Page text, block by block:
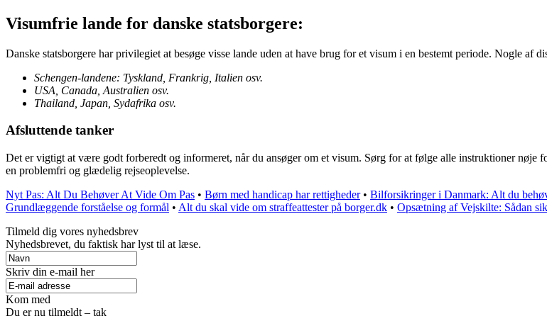
Visumfrie lande for danske statsborgere:
Danske statsborgere har privilegiet at besøge visse lande uden at have brug for et visum i en bestemt periode. Nogle af
Schengen-landene: Tyskland, Frankrig, Italien osv.
USA, Canada, Australien osv.
Thailand, Japan, Sydafrika osv.
Afsluttende tanker
Det er vigtigt at være godt forberedt og informeret, når du ansøger om et visum. Sørg for at følge alle instruktioner nøje
en problemfri og glædelig rejseoplevelse.
Nyt Pas: Alt Du Behøver At Vide Om Pas • Børn med handicap har rettigheder• Bilforsikringer i Danmark: Alt du
Grundlæggende forståelse og formål • Alt du skal vide om straffeattester på borger.dk • Opsætning af Vejskilte: Sådan
Tilmeld dig vores nyhedsbrev
Nyhedsbrevet, du faktisk har lyst til at læse.
Skriv din e-mail her
Kom med
Du er nu tilmeldt – tak